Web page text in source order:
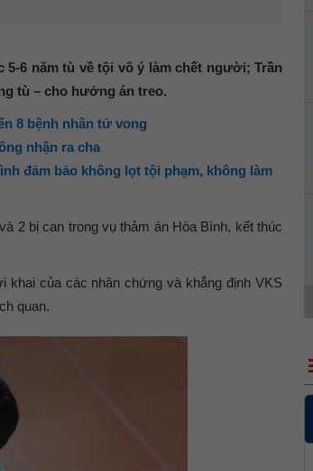
5-6 năm tù về tội vô ý làm chết người; Trần
tù – cho hưởng án treo.
8 bệnh nhân tử vong
nhận ra cha
đảm bảo không lọt tội phạm, không làm
2 bị can trong vụ thảm án Hòa Bình, kết thúc
khai của các nhân chứng và khẳng định VKS
quan.